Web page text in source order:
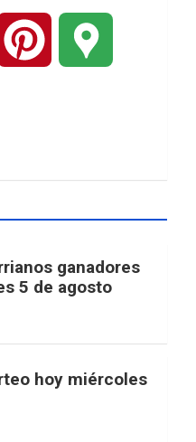
ganadores
5 de agosto
hoy miércoles